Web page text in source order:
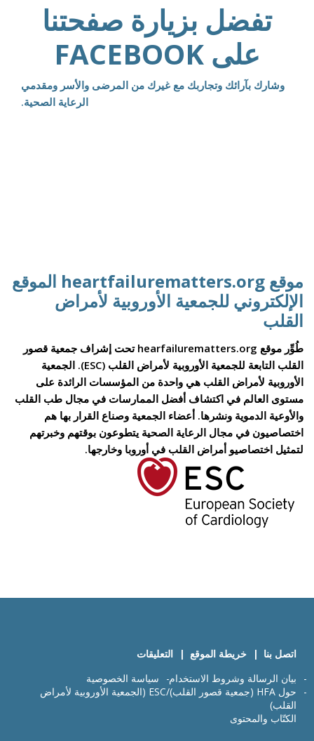
تفضل بزيارة صفحتنا
على FACEBOOK
وشارك بآرائك وتجاربك مع غيرك من المرضى والأسر ومقدمي
الرعاية الصحية.
موقع heartfailurematters.org الموقع
الإلكتروني للجمعية الأوروبية لأمراض
القلب
طُوِّر موقع hearfailurematters.org تحت إشراف جمعية قصور
القلب التابعة للجمعية الأوروبية لأمراض القلب (ESC). الجمعية
الأوروبية لأمراض القلب هي واحدة من المؤسسات الرائدة على
مستوى العالم في اكتشاف أفضل الممارسات في مجال طب القلب
والأوعية الدموية ونشرها. أعضاء الجمعية وصناع القرار بها هم
اختصاصيون في مجال الرعاية الصحية يتطوعون بوقتهم وخبرتهم
لتمثيل اختصاصيو أمراض القلب في أوروبا وخارجها.
اتصل بنا خريطة الموقع
التعليقات
بيان الرسالة وشروط الاستخدام
سياسة الخصوصية
حول HFA‎ (جمعية قصور القلب)/‏ESC (الجمعية الأوروبية لأمراض
القلب)
الكتّاب والمحتوى